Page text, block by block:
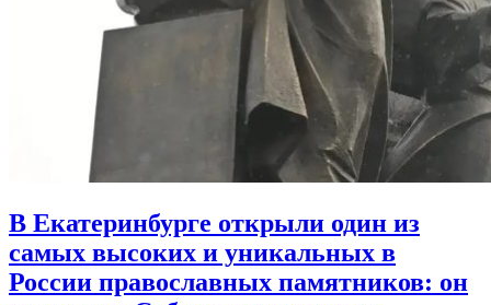
В Екатеринбурге открыли один из
самых высоких и уникальных в
России православных памятников: он